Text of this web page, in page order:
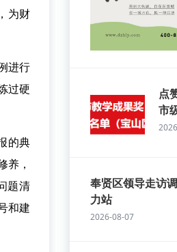
为财
进行
过硬
的典
养，
题清
和建
点
市
奉贤区领导走访
力站
2026-08-07